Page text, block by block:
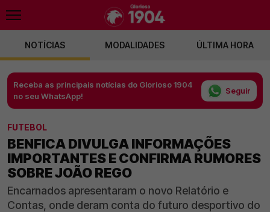
NOTÍCIAS MODALIDADES ÚLTIMA HORA
Receba as principais notícias do Glorioso 1904
no seu WhatsApp!
Seguir
FUTEBOL
BENFICA DIVULGA INFORMAÇÕES
IMPORTANTES E CONFIRMA RUMORES
SOBRE JOÃO REGO
Encarnados apresentaram o novo Relatório e
Contas, onde deram conta do futuro desportivo do